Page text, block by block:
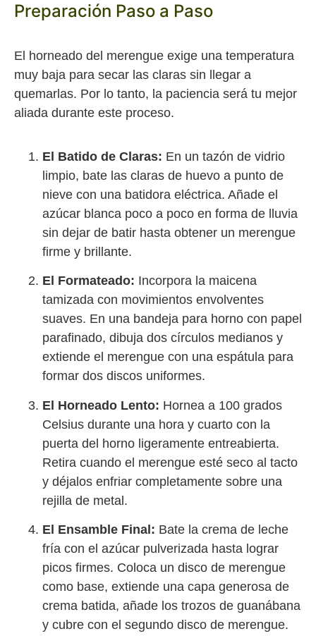
Preparación Paso a Paso
El horneado del merengue exige una temperatura
muy baja para secar las claras sin llegar a
quemarlas. Por lo tanto, la paciencia será tu mejor
aliada durante este proceso.
El Batido de Claras: En un tazón de vidrio
limpio, bate las claras de huevo a punto de
nieve con una batidora eléctrica. Añade el
azúcar blanca poco a poco en forma de lluvia
sin dejar de batir hasta obtener un merengue
firme y brillante.
El Formateado: Incorpora la maicena
tamizada con movimientos envolventes
suaves. En una bandeja para horno con papel
parafinado, dibuja dos círculos medianos y
extiende el merengue con una espátula para
formar dos discos uniformes.
El Horneado Lento: Hornea a 100 grados
Celsius durante una hora y cuarto con la
puerta del horno ligeramente entreabierta.
Retira cuando el merengue esté seco al tacto
y déjalos enfriar completamente sobre una
rejilla de metal.
El Ensamble Final: Bate la crema de leche
fría con el azúcar pulverizada hasta lograr
picos firmes. Coloca un disco de merengue
como base, extiende una capa generosa de
crema batida, añade los trozos de guanábana
y cubre con el segundo disco de merengue.